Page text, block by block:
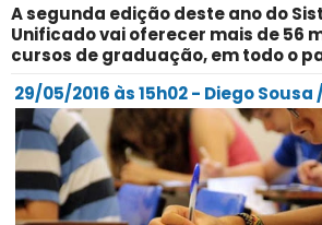
A segunda edição deste ano do
Unificado vai oferecer mais de 56
cursos de graduação, em todo o
29/05/2016 às 15h02 - Diego